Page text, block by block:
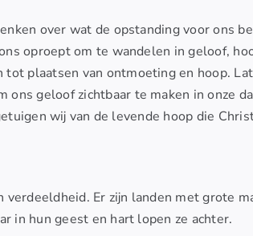
over wat de opstanding voor ons
oproept om te wandelen in geloof,
tot plaatsen van ontmoeting en hoop.
ons geloof zichtbaar te maken in onze
wij van de levende hoop die
Er zijn landen met grote
in hun geest en hart lopen ze achter.